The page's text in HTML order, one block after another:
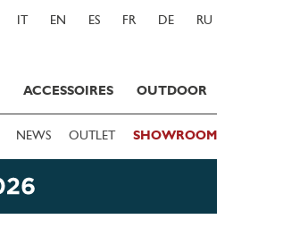
IT EN ES FR DE RU
ACCESSOIRES OUTDOOR
NEWS OUTLET SHOWROOM